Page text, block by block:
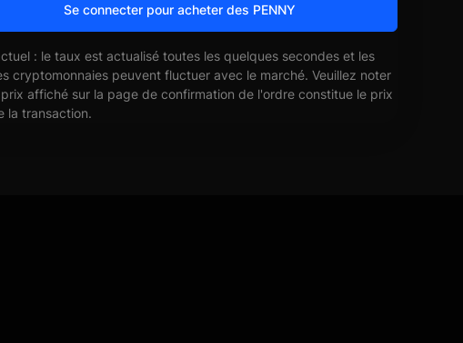
Se connecter pour acheter des PENNY
: le taux est actualisé toutes les quelques secondes et les
cryptomonnaies peuvent fluctuer avec le marché. Veuillez noter
affiché sur la page de confirmation de l'ordre constitue le prix
la transaction.